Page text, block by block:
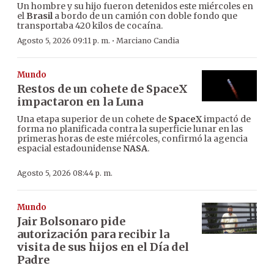
Un hombre y su hijo fueron detenidos este miércoles en
el Brasila bordo de un camión con doble fondo que
transportaba 420 kilos de cocaína.
Agosto 5, 2026 09:11 p. m. · Marciano Candia
Mundo
Restos de un cohete de SpaceX
impactaron en la Luna
Una etapa superior de un cohete de SpaceXimpactó de
forma no planificada contra la superficie lunar en las
primeras horas de este miércoles, confirmó la agencia
espacial estadounidenseNASA.
Agosto 5, 2026 08:44 p. m.
Mundo
Jair Bolsonaro pide
autorización para recibir la
visita de sus hijos en el Día del
Padre